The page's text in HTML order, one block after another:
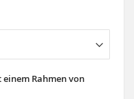
Rahmen von